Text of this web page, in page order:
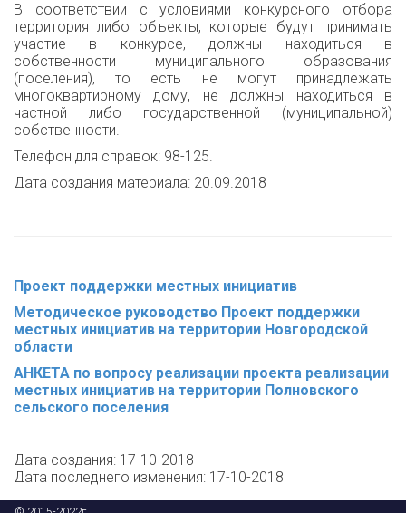
В соответствии с условиями конкурсного отбора
территория либо объекты, которые будут принимать
участие в конкурсе, должны находиться в
собственности муниципального образования
(поселения), то есть не могут принадлежать
многоквартирному дому, не должны находиться в
частной либо государственной (муниципальной)
собственности.
Телефон для справок: 98-125.
Дата создания материала: 20.09.2018
Проект поддержки местных инициатив
Методическое руководство Проект поддержки
местных инициатив на территории Новгородской
области
АНКЕТА по вопросу реализации проекта реализации
местных инициатив на территории Полновского
сельского поселения
Дата создания: 17-10-2018
Дата последнего изменения: 17-10-2018